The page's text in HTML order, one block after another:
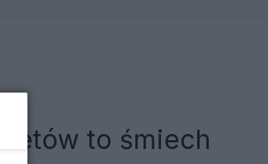
to śmiech